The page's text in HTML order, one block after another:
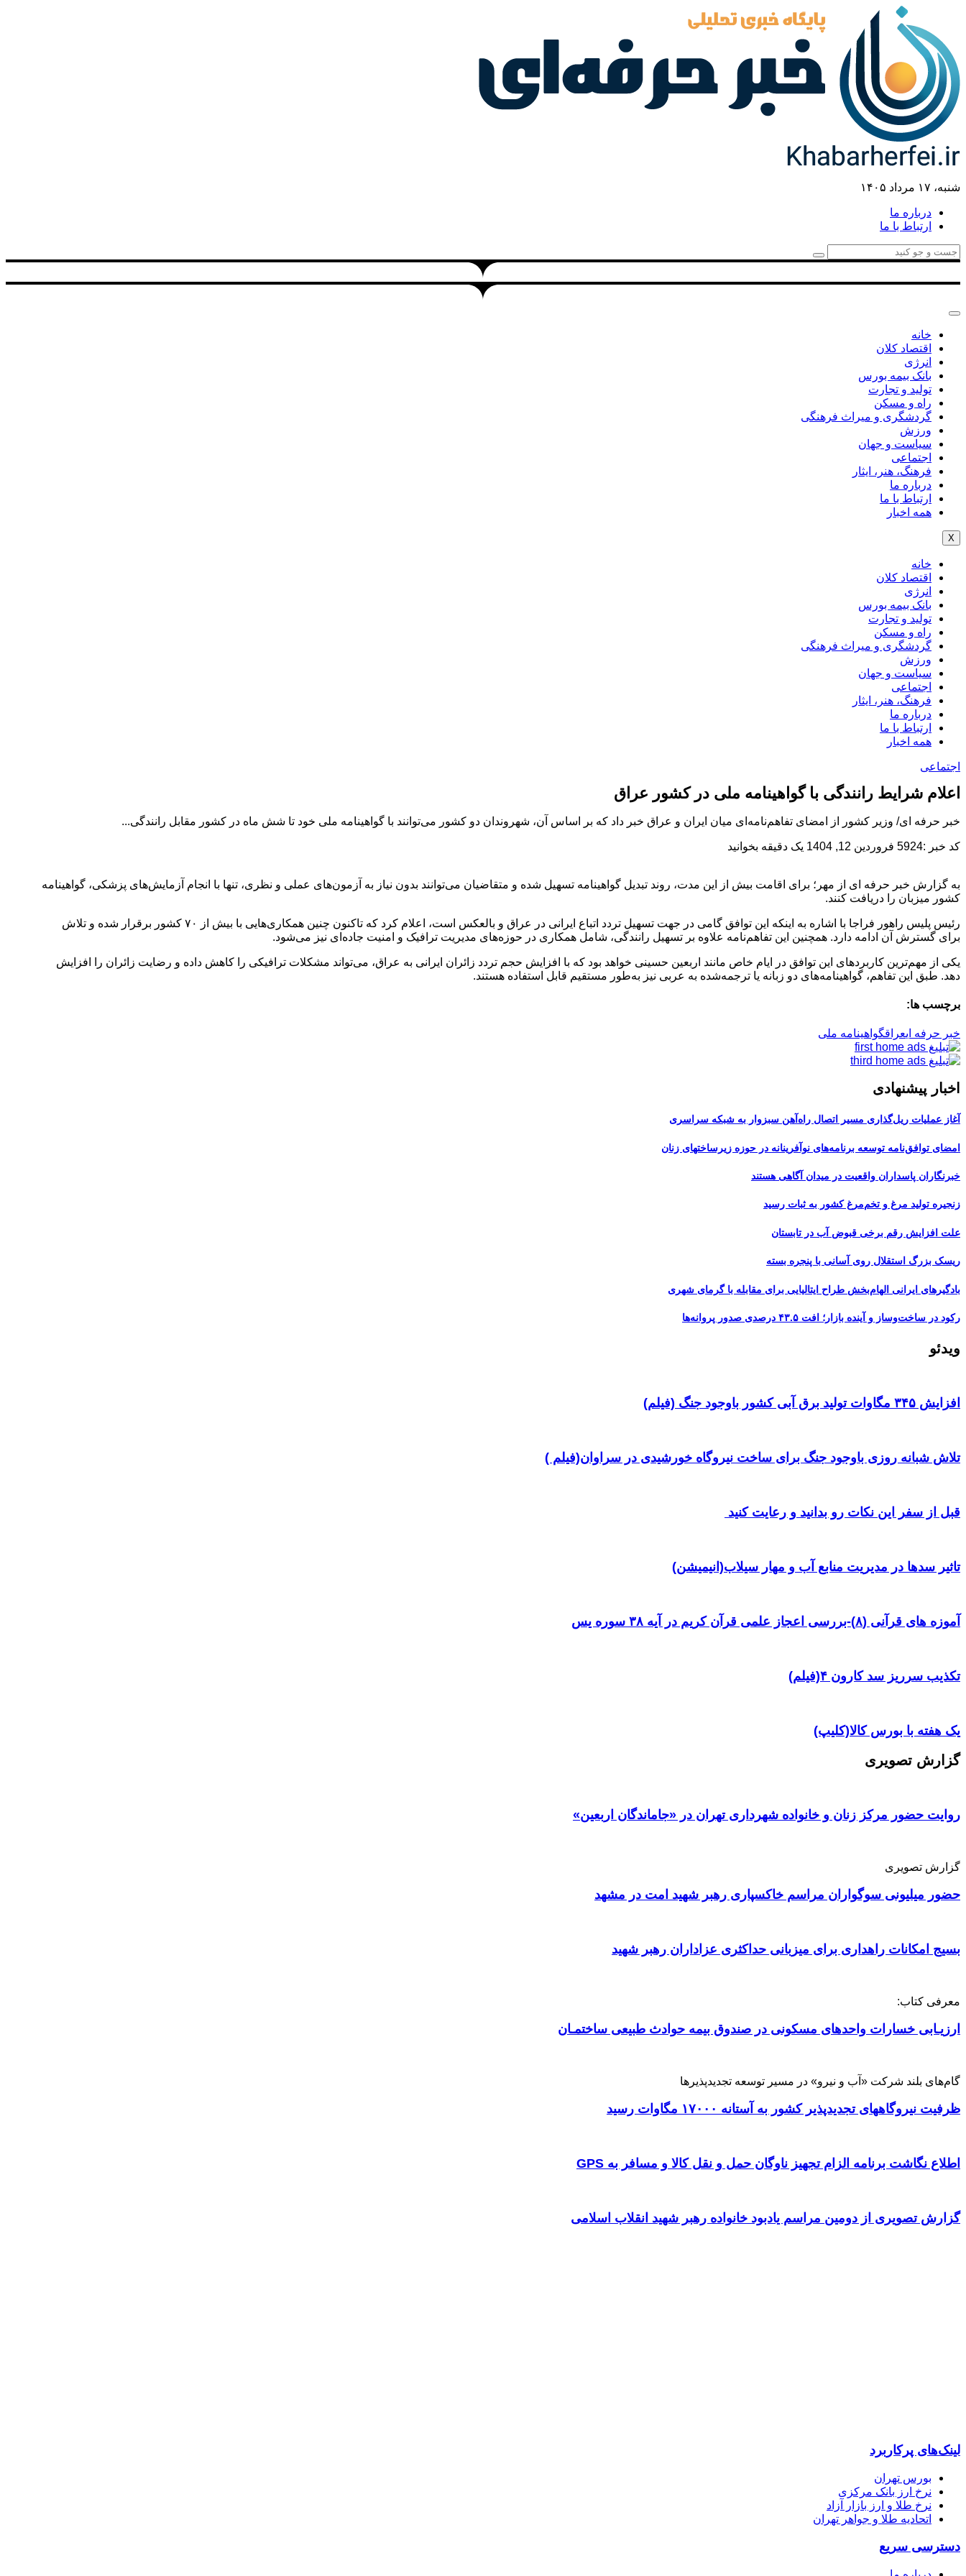
شنبه، ۱۷ مرداد ۱۴۰۵
درباره ما
ارتباط با ما
خانه
اقتصاد کلان
انرژی
بانک بیمه بورس
تولید و تجارت
راه و مسکن
گردشگری و میراث فرهنگی
ورزش
سیاست و جهان
اجتماعی
فرهنگ، هنر، ایثار
درباره ما
ارتباط با ما
همه اخبار
X
خانه
اقتصاد کلان
انرژی
بانک بیمه بورس
تولید و تجارت
راه و مسکن
گردشگری و میراث فرهنگی
ورزش
سیاست و جهان
اجتماعی
فرهنگ، هنر، ایثار
درباره ما
ارتباط با ما
همه اخبار
اجتماعی
اعلام شرایط رانندگی با گواهینامه ملی در کشور عراق
خبر حرفه ای/ وزیر کشور از امضای تفاهم‌نامه‌ای میان ایران و عراق خبر داد که بر اساس آن، شهروندان دو کشور می‌توانند با گواهینامه ملی خود تا شش ماه در کشور مقابل رانندگی...
کد خبر :5924 فروردین 12, 1404 یک دقیقه بخوانید
به گزارش خبر حرفه ای از مهر؛ برای اقامت بیش از این مدت، روند تبدیل گواهینامه تسهیل شده و متقاضیان می‌توانند بدون نیاز به آزمون‌های عملی و نظری، تنها با انجام آزمایش‌های پزشکی، گواهینامه
کشور میزبان را دریافت کنند.
رئیس پلیس راهور فراجا با اشاره به اینکه این توافق گامی در جهت تسهیل تردد اتباع ایرانی در عراق و بالعکس است، اعلام کرد که تاکنون چنین همکاری‌هایی با بیش از ۷۰ کشور برقرار شده و تلاش
برای گسترش آن ادامه دارد. همچنین این تفاهم‌نامه علاوه بر تسهیل رانندگی، شامل همکاری در حوزه‌های مدیریت ترافیک و امنیت جاده‌ای نیز می‌شود.
یکی از مهم‌ترین کاربردهای این توافق در ایام خاص مانند اربعین حسینی خواهد بود که با افزایش حجم تردد زائران ایرانی به عراق، می‌تواند مشکلات ترافیکی را کاهش داده و رضایت زائران را افزایش
دهد. طبق این تفاهم، گواهینامه‌های دو زبانه یا ترجمه‌شده به عربی نیز به‌طور مستقیم قابل استفاده هستند.
برچسب ها:
خبر حرفه ایعراقگواهینامه ملی
اخبار پیشنهادی
آغاز عملیات ریل‌گذاری مسیر اتصال راه‌آهن سبزوار به شبکه سراسری
امضای توافق‌نامه توسعه برنامه‌های نوآفرینانه در حوزه زیرساخت‏های زنان
خبرنگاران پاسداران واقعیت در میدان آگاهی هستند
زنجیره تولید مرغ و تخم‌مرغ کشور به ثبات رسید
علت افزایش رقم برخی قبوض آب در تابستان
ریسک بزرگ استقلال روی آسانی با پنجره بسته
بادگیرهای ایرانی الهام‌بخش طراح ایتالیایی برای مقابله با گرمای شهری
رکود در ساخت‌وساز و آینده بازار؛ افت ۴۳.۵ درصدی صدور پروانه‌ها
ویدئو
افزایش ۳۴۵ مگاوات تولید برق آبی کشور باوجود جنگ (فیلم)
تلاش شبانه روزی باوجود جنگ برای ساخت نیروگاه خورشیدی در سراوان(فیلم )
قبل از سفر این نکات رو بدانید و رعایت کنید ‌
تاثیر سدها در مدیریت منابع آب و مهار سیلاب(انیمیشن)
آموزه های قرآنی (۸)-بررسی اعجاز علمی قرآن کریم در آیه ۳۸ سوره یس
تکذیب سرریز سد کارون ۴(فیلم)
یک هفته با بورس کالا(کلیپ)
گزارش تصویری
روایت حضور مرکز زنان و خانواده شهرداری تهران در «جاماندگان اربعین»
گزارش تصویری
حضور میلیونی سوگواران مراسم خاکسپاری رهبر شهید امت در مشهد
بسیج امکانات راهداری برای میزبانی حداکثری عزاداران رهبر شهید
معرفی کتاب:
ارزیـابی خسارات واحدهای مسکونی در صندوق بیمه حوادث طبیعی ساختمـان
گام‌های بلند شرکت «آب و نیرو» در مسیر توسعه تجدیدپذیرها
ظرفیت نیروگاههای تجدیدپذیر کشور به آستانه ۱۷۰۰۰ مگاوات رسید
اطلاع نگاشت برنامه الزام تجهیز ناوگان حمل و نقل کالا و مسافر به GPS
گزارش تصویری از دومین مراسم یادبود خانواده رهبر شهید انقلاب اسلامی
لینک‌های پرکاربرد
بورس تهران
نرخ ارز بانک مرکزی
نرخ طلا و ارز بازار آزاد
اتحادیه طلا و جواهر تهران
دسترسی سریع